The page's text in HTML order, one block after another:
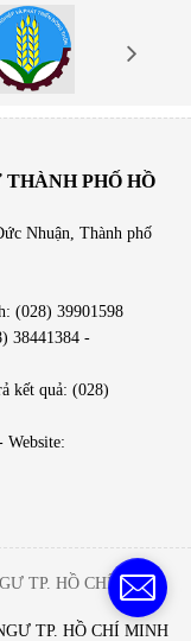
PHỐ HỒ
Nhuận, Thành phố
(028) 39901598
38441384 -
kết quả: (028)
Website:
TP. HỒ CHÍ MINH.
TP. HỒ CHÍ MINH